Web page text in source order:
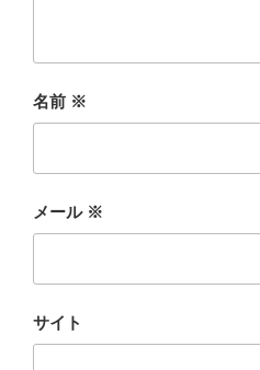
名前 ※
メール ※
サイト